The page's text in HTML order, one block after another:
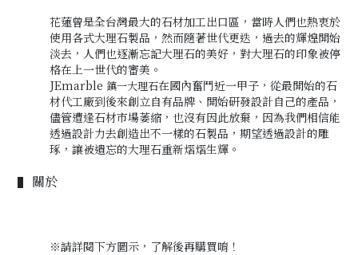
花蓮曾是全台灣最大的石材加工出口區，當時人們也熱衷於
使用各式大理石製品，然而隨著世代更迭，過去的輝煌開始
淡去，人們也逐漸忘記大理石的美好 ， 對大理石的印象被停
格在上一世代的審美。
JEmarble 鎮一大理石在國內奮鬥近一甲子 ， 從最開始的石
材代工廠到後來創立自有品牌、開始研發設計自己的產品 ，
儘管遭逢石材市場萎縮 ， 也沒有因此放棄 ， 因為我們相信能
透過設計力去創造出不一樣的石製品 ， 期望透過設計的雕
琢 ， 讓被遺忘的大理石重新熠熠生輝。
▌ 關於
※請詳閱下方圖示， 了解後再購買唷！